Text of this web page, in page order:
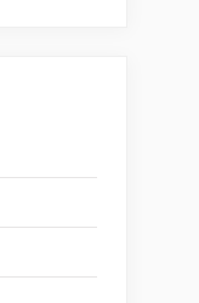
아
콘”